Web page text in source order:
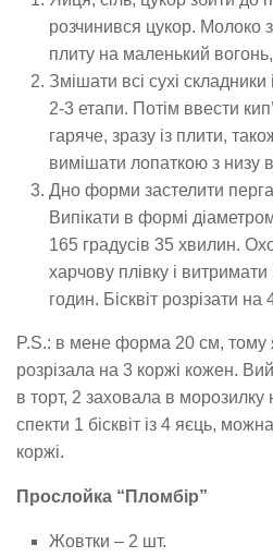
розчинився цукор. Молоко
плиту на маленький
Змішати всі сухі
2-3 етапи. Потім ввести
гаряче, зразу із плити,
вимішати лопаткою з низу
Дно форми застелити
Випікати в формі
165 градусів 35 хвилин.
харчову плівку і
годин. Бісквіт розрізати на
P.S.: в мене форма 20 см, тому я
розрізала на 3 коржі кожен.
в торт, 2 заховала в
спекти 1 бісквіт із 4 яєць,
коржі.
Прослойка “Пломбір”
Жовтки – 2 шт.